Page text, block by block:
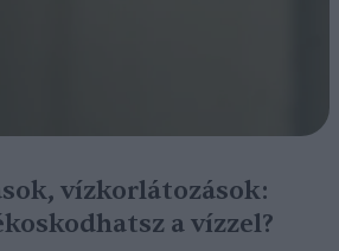
vízkorlátozások:
a vízzel?